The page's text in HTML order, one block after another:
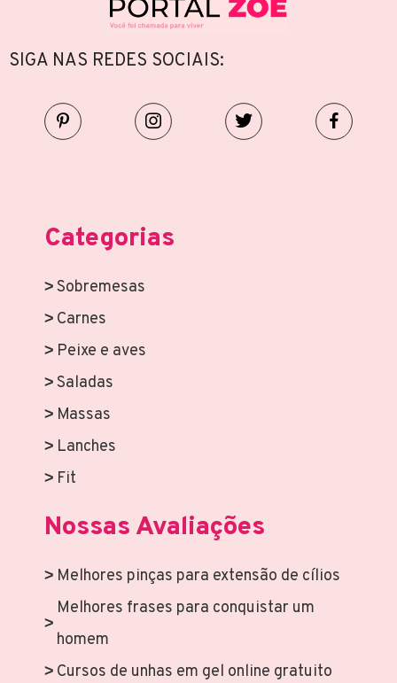
SIGA NAS REDES SOCIAIS:
Categorias
Sobremesas
Carnes
Peixe e aves
Saladas
Massas
Lanches
Fit
Nossas Avaliações
Melhores pinças para extensão de cílios
Melhores frases para conquistar um
homem
Cursos de unhas em gel online gratuito